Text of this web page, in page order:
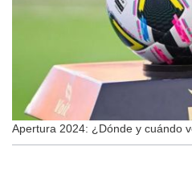
Apertura 2024: ¿Dónde y cuándo